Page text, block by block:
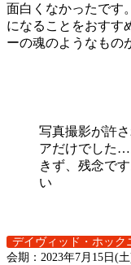
面白くなかったです
になることをおすす
ーの魂のようなもの
写真撮影が許
アだけでした…
きず、残念で
い
デイヴィッド・ホック
会期：2023年7月15日(